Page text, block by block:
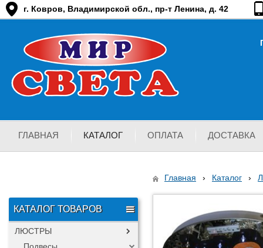
г. Ковров, Владимирской обл., пр-т Ленина, д. 42
ГЛАВНАЯ КАТАЛОГ ОПЛАТА ДОСТАВКА
КАТАЛОГ ТОВАРОВ
ЛЮСТРЫ
Главная › Каталог ›